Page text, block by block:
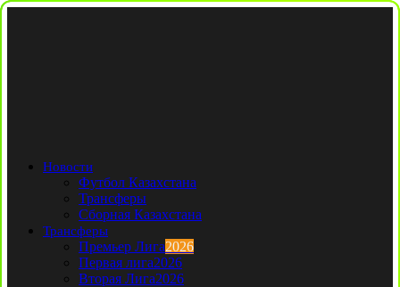
Новости
Футбол Казахстана
Трансферы
Сборная Казахстана
Трансферы
Премьер Лига2026
Первая лига2026
Вторая Лига2026